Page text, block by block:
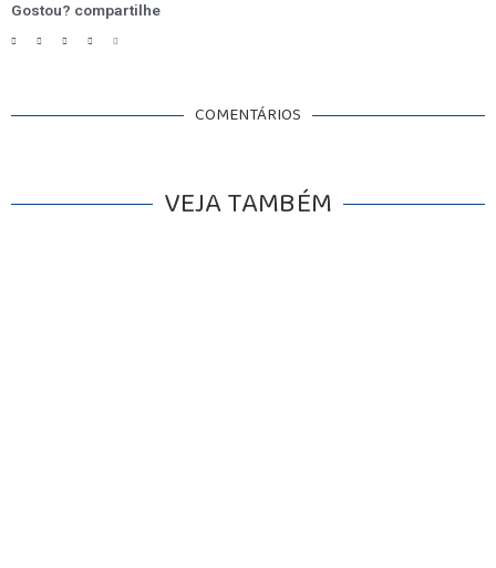
Gostou? compartilhe
COMENTÁRIOS
VEJA TAMBÉM